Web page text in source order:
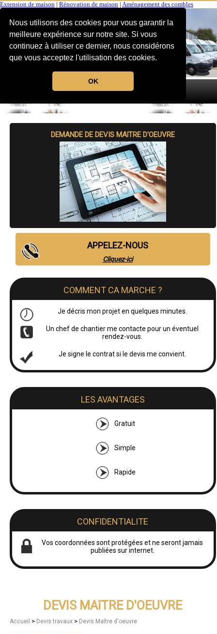
Nous utilisons des cookies pour vous garantir la
meilleure expérience sur notre site. Si vous
continuez à utiliser ce dernier, nous considérons
que vous acceptez l'utilisation des cookies.
OK
Extension de maison Rénovation de maison Aménagement des combles
MENU
DEMANDE DE DEVIS MAîTRE D'OEUVRE
APPELEZ-NOUS
Cliquez-ici
COMMENT CA MARCHE ?
Je décris mon projet en quelques minutes.
Un chef de chantier me contacte pour un éventuel
rendez-vous.
Je signe le contrat si le devis me convient.
LES AVANTAGES
Gratuit
Simple
Rapide
CONFIDENTIALITE
Vos coordonnées sont protégées et ne seront jamais
publiées sur internet.
DEVIS MAîTRE D'OEUVRE
Accueil > Devis travaux > Devis Maître d'oeuvre